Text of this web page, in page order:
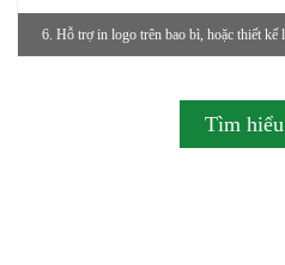
6. Hỗ trợ in logo trên bao bì, hoặc thiết kế
Tìm